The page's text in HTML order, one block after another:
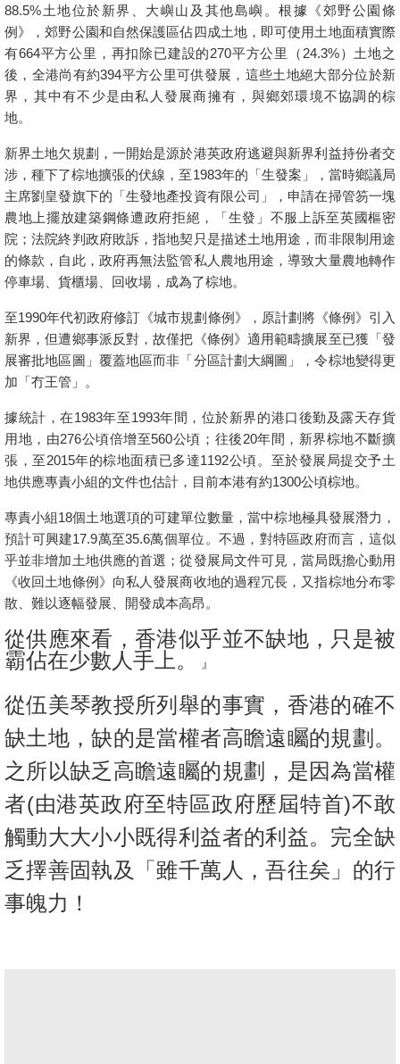
於
我
們
88.5%土地位於新界、大嶼山及其他島嶼。根據《郊野公園條
例》，郊野公園和自然保護區佔四成土地，即可使用土地面積實際
有664平方公里，再扣除已建設的270平方公里（ 24.3%）土地之
後，全港尚有約394平方公里可供發展，這些土地絕大部分位於新
界，其中有不少是由私人發展商擁有，與鄉郊環境不協調的棕
地。
新界土地欠規劃，一開始是源於港英政府逃避與新界利益持份者交
涉，種下了棕地擴張的伏線，至1983年的「生發案」，當時鄉議局
主席劉皇發旗下的「生發地產投資有限公司」，申請在掃管笏一塊
農地上擺放建築鋼條遭政府拒絕，「生發」不服上訴至英國樞密
院；法院終判政府敗訴，指地契只是描述土地用途，而非限制用途
的條款，自此，政府再無法監管私人農地用途，導致大量農地轉作
停車場、貨櫃場、回收場，成為了棕地。
至1990年代初政府修訂《城市規劃條例》，原計劃將《條例》引入
新界，但遭鄉事派反對，故僅把《條例》適用範疇擴展至已獲「發
展審批地區圖」覆蓋地區而非「分區計劃大綱圖」，令棕地變得更
加「冇王管」。
據統計，在1983年至1993年間，位於新界的港口後勤及露天存貨
用地，由276公頃倍增至560公頃；往後20年間，新界棕地不斷擴
張，至2015年的棕地面積已多達1192公頃。至於發展局提交予土
地供應專責小組的文件也估計，目前本港有約1300公頃棕地。
專責小組18個土地選項的可建單位數量，當中棕地極具發展潛力，
預計可興建17.9萬至35.6萬個單位。不過，對特區政府而言，這似
乎並非增加土地供應的首選；從發展局文件可見，當局既擔心動用
《收回土地條例》向私人發展商收地的過程冗長，又指棕地分布零
散、難以逐幅發展、開發成本高昂。
從供應來看，香港似乎並不缺地，只是被
霸佔在少數人手上。
』
從伍美琴教授所列舉的事實，香港的確不
缺土地，缺的是當權者高瞻遠矚的規劃。
之所以缺乏高瞻遠矚的規劃，是因為當權
者(由港英政府至特區政府歷屆特首)不敢
觸動大大小小既得利益者的利益。完全缺
乏擇善固執及「雖千萬人，吾往矣」的行
事魄力！